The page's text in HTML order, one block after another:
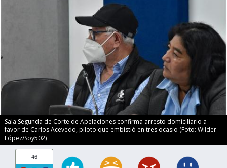
Sala Segunda de Corte de Apelaciones confirma arresto domiciliario a
favor de Carlos Acevedo, piloto que embistió en tres ocasio (Foto: Wilder
López/Soy502)
46